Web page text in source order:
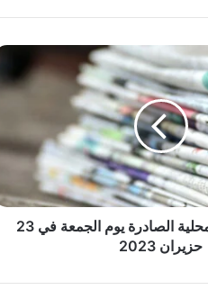
أسرار الصحف المحلية الصادرة يوم الجمعة في 23
حزيران 2023